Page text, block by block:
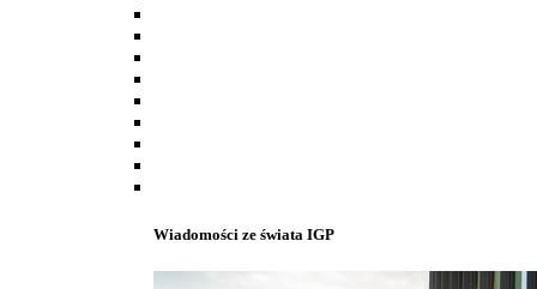
Wiadomości ze świata IGP